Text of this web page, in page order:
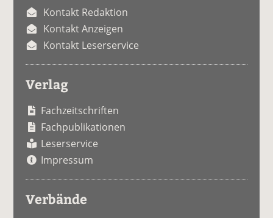
Kontakt Redaktion
Kontakt Anzeigen
Kontakt Leserservice
Verlag
Fachzeitschriften
Fachpublikationen
Leserservice
Impressum
Verbände